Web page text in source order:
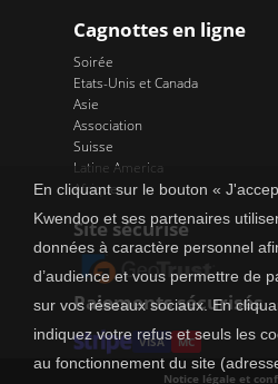
Cagnottes en ligne
Soirée
Etats-Unis et Canada
Asie
Association
Suisse
Latine America
Afrique
Site sécurisé
Paiements sécurisés
VISA MC
Notice légale et
En cliquant sur le bouton «
Kwendoo et ses partenaires
données à caractère personnel
d’audience et vous permettre de
sur vos réseaux sociaux. En
indiquez votre refus et seuls les
au fonctionnement du site